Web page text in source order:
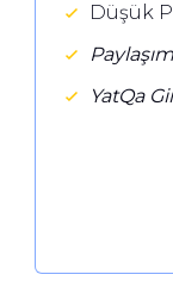
Düşük
YatQa